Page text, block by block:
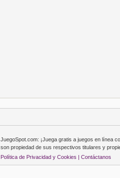
JuegoSpot.com: ¡Juega gratis a juegos en línea
son propiedad de sus respectivos titulares y
Política de Privacidad y Cookies | Contáctanos